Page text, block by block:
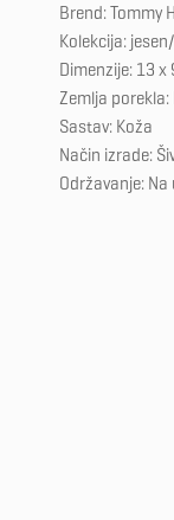
Brend: Tommy
Kolekcija:
Dimenzije: 13 x
Zemlja porekla:
Sastav: Koža
Način izrade:
Održavanje: